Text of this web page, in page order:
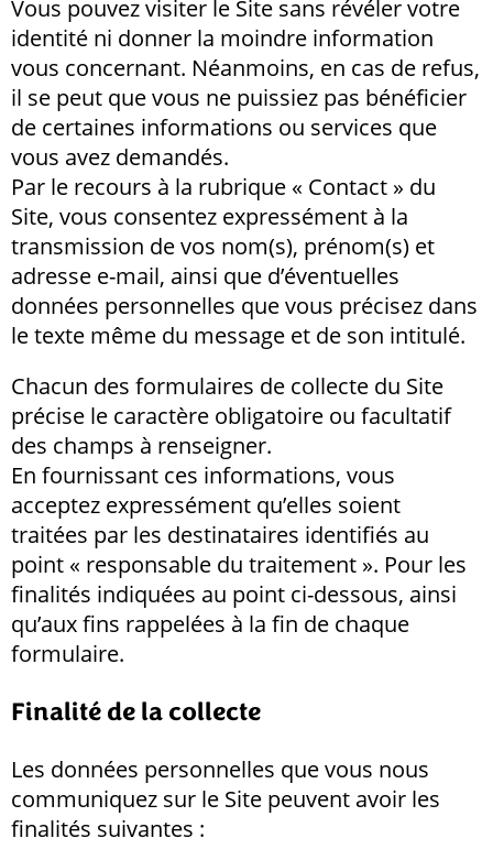
Vous pouvez visiter le Site sans révéler votre
identité ni donner la moindre information
vous concernant. Néanmoins, en cas de refus,
il se peut que vous ne puissiez pas bénéficier
de certaines informations ou services que
vous avez demandés.
Par le recours à la rubrique « Contact » du
Site, vous consentez expressément à la
transmission de vos nom(s), prénom(s) et
adresse e-mail, ainsi que d’éventuelles
données personnelles que vous précisez dans
le texte même du message et de son intitulé.
Chacun des formulaires de collecte du Site
précise le caractère obligatoire ou facultatif
des champs à renseigner.
En fournissant ces informations, vous
acceptez expressément qu’elles soient
traitées par les destinataires identifiés au
point « responsable du traitement ». Pour les
finalités indiquées au point ci-dessous, ainsi
qu’aux fins rappelées à la fin de chaque
formulaire.
Finalité de la collecte
Les données personnelles que vous nous
communiquez sur le Site peuvent avoir les
finalités suivantes :